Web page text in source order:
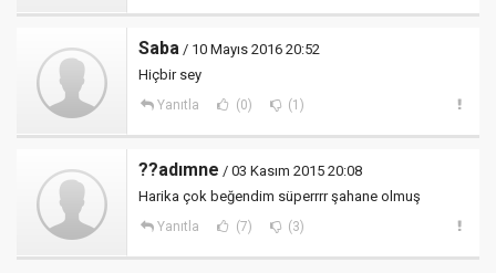
Saba / 10 Mayıs 2016 20:52
Hiçbir sey
Yanıtla (0) (1)
??adımne / 03 Kasım 2015 20:08
Harika çok beğendim süperrrr şahane olmuş
Yanıtla (7) (3)